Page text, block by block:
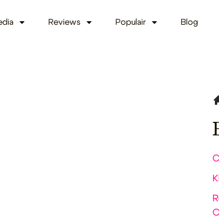
Reviews Populair Blog